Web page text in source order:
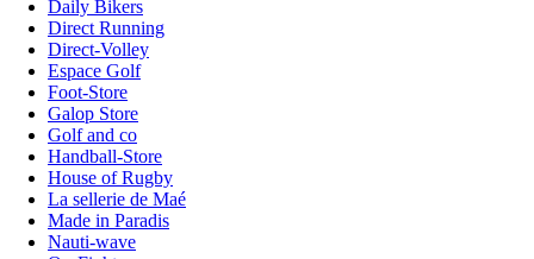
Daily Bikers
Direct Running
Direct-Volley
Espace Golf
Foot-Store
Galop Store
Golf and co
Handball-Store
House of Rugby
La sellerie de Maé
Made in Paradis
Nauti-wave